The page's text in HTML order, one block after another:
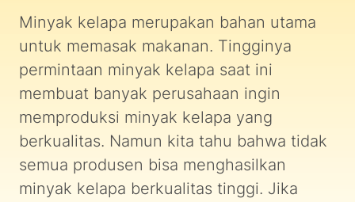
Minyak kelapa merupakan bahan utama
untuk memasak makanan. Tingginya
permintaan minyak kelapa saat ini
membuat banyak perusahaan ingin
memproduksi minyak kelapa yang
berkualitas. Namun kita tahu bahwa tidak
semua produsen bisa menghasilkan
minyak kelapa berkualitas tinggi. Jika